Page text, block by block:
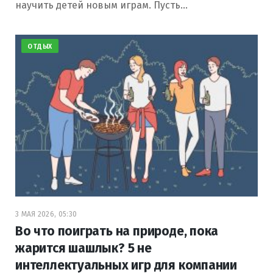
научить детей новым играм. Пусть…
ОТДЫХ
3 МАЯ 2026, 05:30
Во что поиграть на природе, пока
жарится шашлык? 5 не
интеллектуальных игр для компании